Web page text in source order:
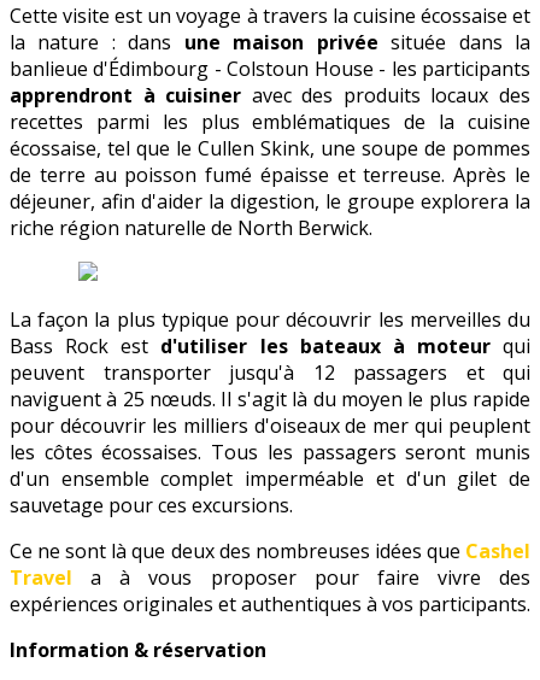
Cette visite est un voyage à travers la cuisine écossaise et
la nature : dans une maison privéesituée dans la
banlieue d'Édimbourg - Colstoun House - les participants
apprendront à cuisiner avec des produits locaux des
recettes parmi les plus emblématiques de la cuisine
écossaise, tel que le Cullen Skink, une soupe de pommes
de terre au poisson fumé épaisse et terreuse. Après le
déjeuner, afin d'aider la digestion, le groupe explorera la
riche région naturelle de North Berwick.
La façon la plus typique pour découvrir les merveilles du
Bass Rock est d'utiliser les bateaux à moteurqui
peuvent transporter jusqu'à 12 passagers et qui
naviguent à 25 nœuds. Il s'agit là du moyen le plus rapide
pour découvrir les milliers d'oiseaux de mer qui peuplent
les côtes écossaises. Tous les passagers seront munis
d'un ensemble complet imperméable et d'un gilet de
sauvetage pour ces excursions.
Ce ne sont là que deux des nombreuses idées que Cashel
Travel a à vous proposer pour faire vivre des
expériences originales et authentiques à vos participants.
Information & réservation